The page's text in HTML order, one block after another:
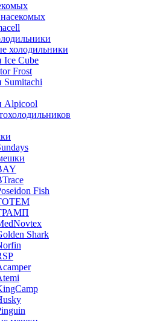
холодильники
Ice Cube
Frost
Sumitachi
Alpicool
Fish
Shark